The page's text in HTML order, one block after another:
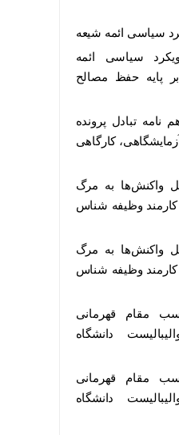
ائمه شیعه
سیاسی ائمه
حفظ مصالح
تبادل پرونده‌
کارگاهی
به مرگ
وظیفه شناس
به مرگ
وظیفه شناس
قهرمانی
دانشگاه
قهرمانی
دانشگاه